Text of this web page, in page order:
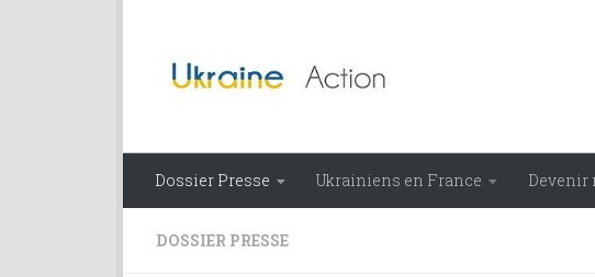
Dossier Presse Ukrainiens en France Devenir
DOSSIER PRESSE